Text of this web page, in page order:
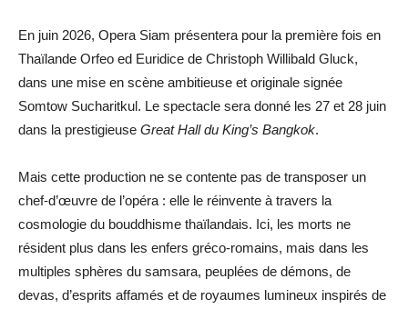
En juin 2026, Opera Siam présentera pour la première fois en
Thaïlande Orfeo ed Euridice de Christoph Willibald Gluck,
dans une mise en scène ambitieuse et originale signée
Somtow Sucharitkul. Le spectacle sera donné les 27 et 28 juin
dans la prestigieuse Great Hall du King’s Bangkok.
Mais cette production ne se contente pas de transposer un
chef-d’œuvre de l’opéra : elle le réinvente à travers la
cosmologie du bouddhisme thaïlandais. Ici, les morts ne
résident plus dans les enfers gréco-romains, mais dans les
multiples sphères du samsara, peuplées de démons, de
devas, d’esprits affamés et de royaumes lumineux inspirés de